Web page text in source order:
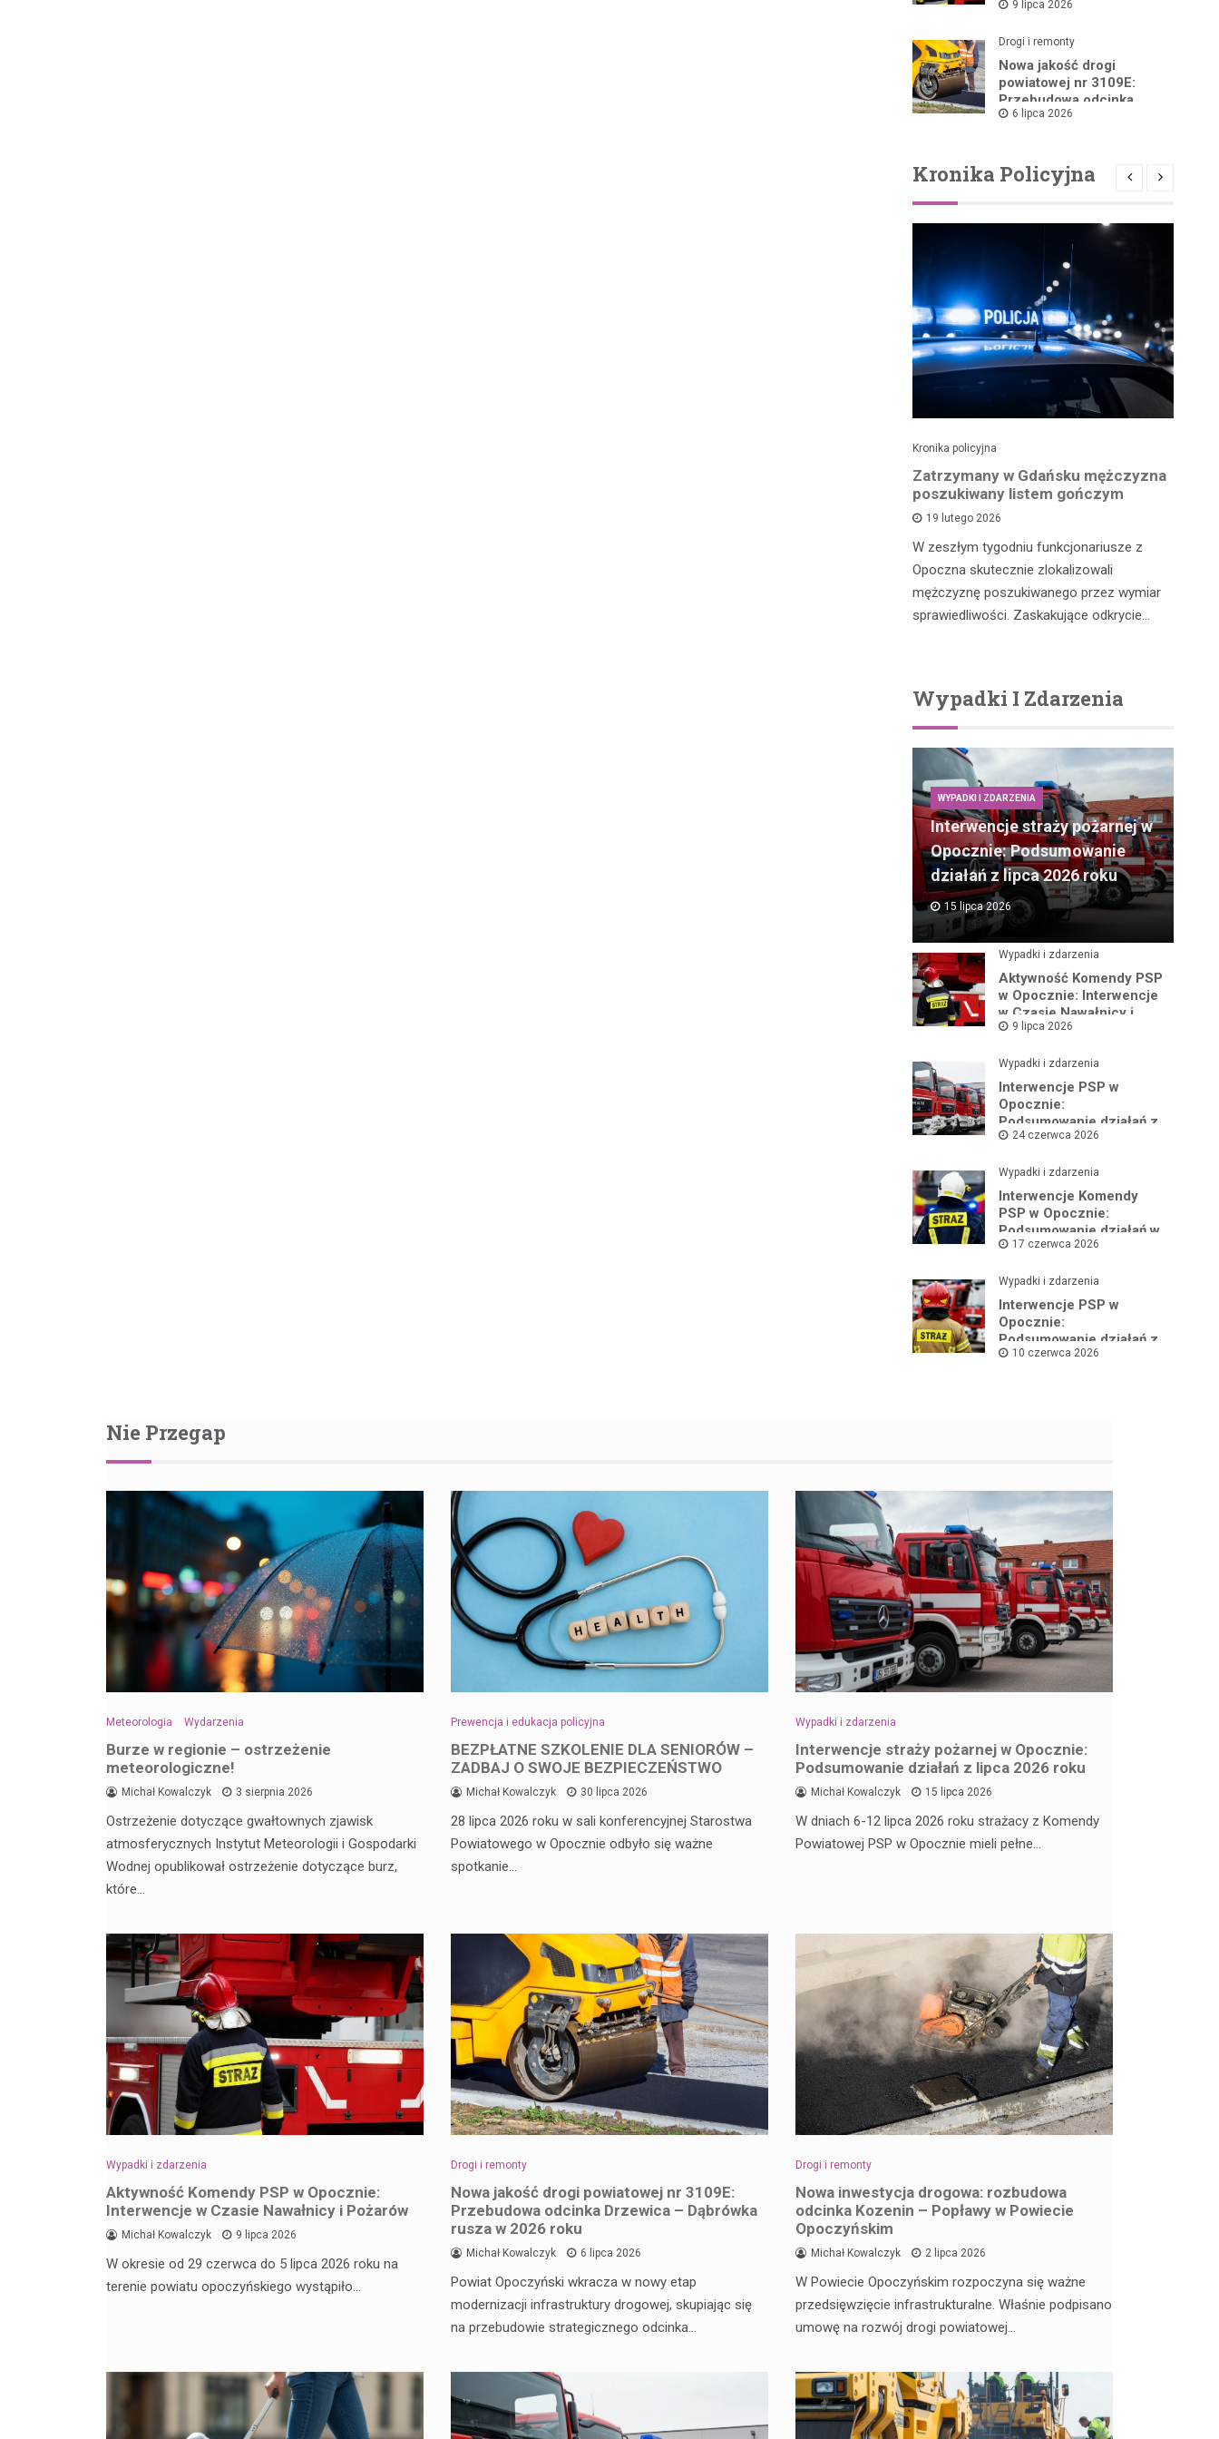
Pożarów
9 lipca 2026
Drogi i remonty
Nowa jakość drogi
powiatowej nr 3109E:
Przebudowa odcinka
Drzewica – Dąbrówka
6 lipca 2026
Kronika Policyjna
Kronika policyjna
Zatrzymany w Gdańsku mężczyzna
poszukiwany listem gończym
19 lutego 2026
W zeszłym tygodniu funkcjonariusze z
Opoczna skutecznie zlokalizowali
mężczyznę poszukiwanego przez wymiar
sprawiedliwości. Zaskakujące odkrycie…
Wypadki I Zdarzenia
WYPADKI I ZDARZENIA
Interwencje straży pożarnej w
Opocznie: Podsumowanie
działań z lipca 2026 roku
15 lipca 2026
Wypadki i zdarzenia
Aktywność Komendy PSP
w Opocznie: Interwencje
w Czasie Nawałnicy i
Pożarów
9 lipca 2026
Wypadki i zdarzenia
Interwencje PSP w
Opocznie:
Podsumowanie działań z
czerwca 2026 roku
24 czerwca 2026
Wypadki i zdarzenia
Interwencje Komendy
PSP w Opocznie:
Podsumowanie działań w
czerwcu 2026
17 czerwca 2026
Wypadki i zdarzenia
Interwencje PSP w
Opocznie:
Podsumowanie działań z
pierwszej połowy
10 czerwca 2026
Nie Przegap
Meteorologia Wydarzenia
Burze w regionie – ostrzeżenie
meteorologiczne!
Michał Kowalczyk 3 sierpnia 2026
Ostrzeżenie dotyczące gwałtownych zjawisk
atmosferycznych Instytut Meteorologii i Gospodarki
Wodnej opublikował ostrzeżenie dotyczące burz,
które…
Prewencja i edukacja policyjna
BEZPŁATNE SZKOLENIE DLA SENIORÓW –
ZADBAJ O SWOJE BEZPIECZEŃSTWO
Michał Kowalczyk 30 lipca 2026
28 lipca 2026 roku w sali konferencyjnej Starostwa
Powiatowego w Opocznie odbyło się ważne
spotkanie…
Wypadki i zdarzenia
Interwencje straży pożarnej w Opocznie:
Podsumowanie działań z lipca 2026 roku
Michał Kowalczyk 15 lipca 2026
W dniach 6-12 lipca 2026 roku strażacy z Komendy
Powiatowej PSP w Opocznie mieli pełne…
Wypadki i zdarzenia
Aktywność Komendy PSP w Opocznie:
Interwencje w Czasie Nawałnicy i Pożarów
Michał Kowalczyk 9 lipca 2026
W okresie od 29 czerwca do 5 lipca 2026 roku na
terenie powiatu opoczyńskiego wystąpiło…
Drogi i remonty
Nowa jakość drogi powiatowej nr 3109E:
Przebudowa odcinka Drzewica – Dąbrówka
rusza w 2026 roku
Michał Kowalczyk 6 lipca 2026
Powiat Opoczyński wkracza w nowy etap
modernizacji infrastruktury drogowej, skupiając się
na przebudowie strategicznego odcinka…
Drogi i remonty
Nowa inwestycja drogowa: rozbudowa
odcinka Kozenin – Popławy w Powiecie
Opoczyńskim
Michał Kowalczyk 2 lipca 2026
W Powiecie Opoczyńskim rozpoczyna się ważne
przedsięwzięcie infrastrukturalne. Właśnie podpisano
umowę na rozwój drogi powiatowej…